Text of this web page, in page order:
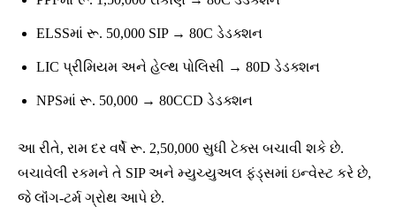
ELSSમાં રૂ. 50,000 SIP → 80C ડેડક્શન
LIC પ્રીમિયમ અને હેલ્થ પોલિસી → 80D ડેડક્શન
NPSમાં રૂ. 50,000 → 80CCD ડેડક્શન
આ રીતે, રામ દર વર્ષે રૂ. 2,50,000 સુધી ટેક્સ બચાવી શકે છે.
બચાવેલી રકમને તે SIP અને મ્યુચ્યુઅલ ફંડ્સમાં ઇન્વેસ્ટ કરે છે,
જે લૉંગ-ટર્મ ગ્રોથ આપે છે.